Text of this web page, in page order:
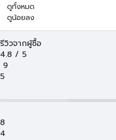
ดูทั้งหมด
ดูน้อยลง
รีวิวจากผู้ซื้อ
4.8 / 5
9
5
8
4